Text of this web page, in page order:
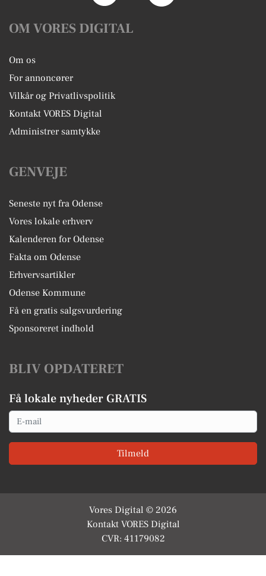
OM VORES DIGITAL
Om os
For annoncører
Vilkår og Privatlivspolitik
Kontakt VORES Digital
Administrer samtykke
GENVEJE
Seneste nyt fra Odense
Vores lokale erhverv
Kalenderen for Odense
Fakta om Odense
Erhvervsartikler
Odense Kommune
Få en gratis salgsvurdering
Sponsoreret indhold
BLIV OPDATERET
Få lokale nyheder GRATIS
Email
Tilmeld
Vores Digital © 2026
Kontakt VORES Digital
CVR: 41179082